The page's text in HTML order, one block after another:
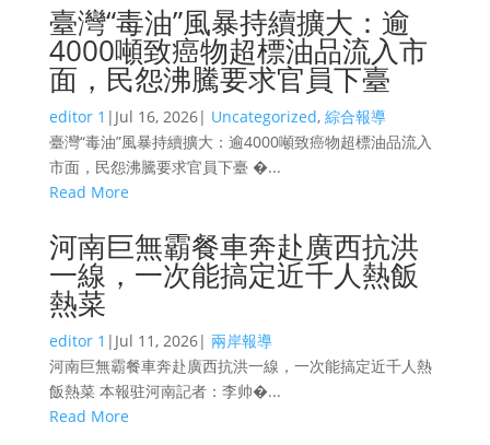
臺灣“毒油”風暴持續擴大：逾
4000噸致癌物超標油品流入市
面，民怨沸騰要求官員下臺
editor 1 | Jul 16, 2026| Uncategorized, 綜合報導
臺灣“毒油”風暴持續擴大：逾4000噸致癌物超標油品流入
市面，民怨沸騰要求官員下臺 �...
Read More
河南巨無霸餐車奔赴廣西抗洪
一線，一次能搞定近千人熱飯
熱菜
editor 1 | Jul 11, 2026| 兩岸報導
河南巨無霸餐車奔赴廣西抗洪一線，一次能搞定近千人熱
飯熱菜 本報驻河南記者：李帅�...
Read More